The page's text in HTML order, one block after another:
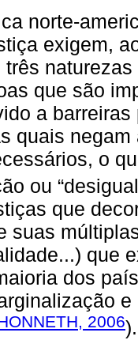
norte-
exigem,
que são
a
quais
o
ou
que
suas
que
dos
2006).